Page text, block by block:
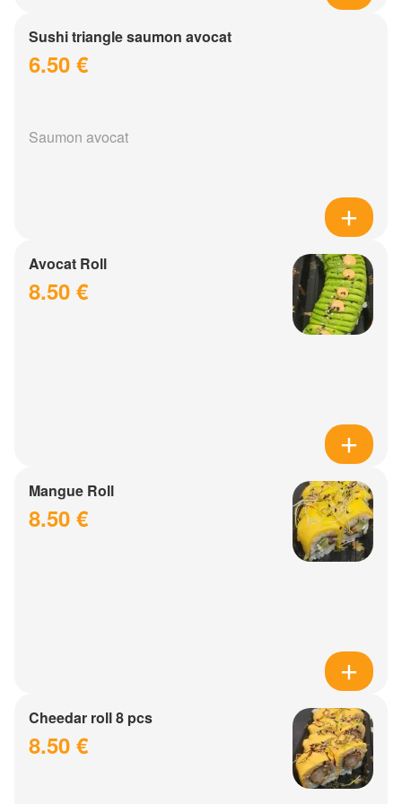
Sushi triangle saumon avocat
6.50 €
Saumon avocat
Avocat Roll
8.50 €
Mangue Roll
8.50 €
Cheedar roll 8 pcs
8.50 €